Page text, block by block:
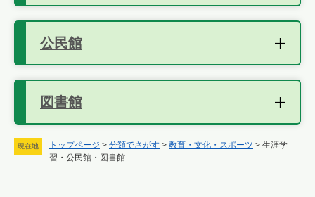
現在地 トップページ > 分類でさがす > 教育・文化・スポーツ > 生涯学
習・公民館・図書館
公民館
図書館